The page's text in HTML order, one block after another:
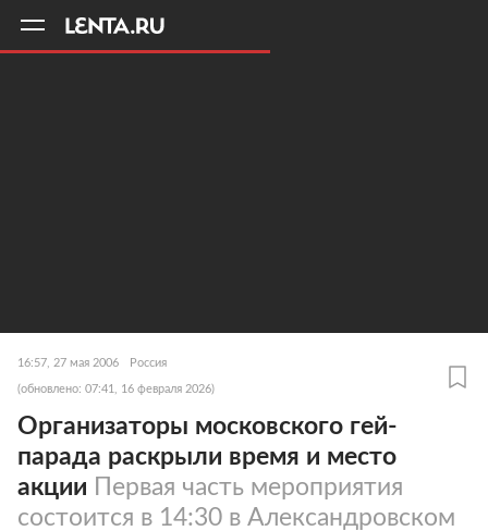
16:57, 27 мая 2006 Россия
(обновлено: 07:41, 16 февраля 2026)
Организаторы московского гей-
парада раскрыли время и место
акции Первая часть мероприятия
состоится в 14:30 в Александровском